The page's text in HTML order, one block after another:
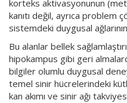
korteks aktivasyonunun
kanıtı değil, ayrıca problem
sistemdeki duygusal
Bu alanlar bellek
hipokampus gibi geri
bilgiler olumlu duygusal
temel sinir hücrelerindeki
kan akımı ve sinir ağı